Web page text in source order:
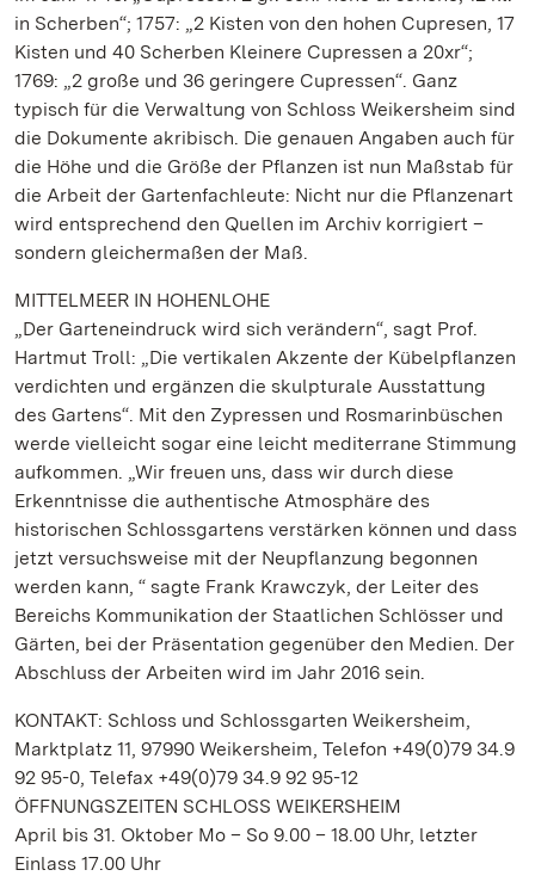
in Scherben“; 1757: „2 Kisten von den hohen Cupresen, 17
Kisten und 40 Scherben Kleinere Cupressen a 20xr“;
1769: „2 große und 36 geringere Cupressen“. Ganz
typisch für die Verwaltung von Schloss Weikersheim sind
die Dokumente akribisch. Die genauen Angaben auch für
die Höhe und die Größe der Pflanzen ist nun Maßstab für
die Arbeit der Gartenfachleute: Nicht nur die Pflanzenart
wird entsprechend den Quellen im Archiv korrigiert –
sondern gleichermaßen der Maß.
MITTELMEER IN HOHENLOHE
„Der Garteneindruck wird sich verändern“, sagt Prof.
Hartmut Troll: „Die vertikalen Akzente der Kübelpflanzen
verdichten und ergänzen die skulpturale Ausstattung
des Gartens“. Mit den Zypressen und Rosmarinbüschen
werde vielleicht sogar eine leicht mediterrane Stimmung
aufkommen. „Wir freuen uns, dass wir durch diese
Erkenntnisse die authentische Atmosphäre des
historischen Schlossgartens verstärken können und dass
jetzt versuchsweise mit der Neupflanzung begonnen
werden kann, “ sagte Frank Krawczyk, der Leiter des
Bereichs Kommunikation der Staatlichen Schlösser und
Gärten, bei der Präsentation gegenüber den Medien. Der
Abschluss der Arbeiten wird im Jahr 2016 sein.
KONTAKT: Schloss und Schlossgarten Weikersheim,
Marktplatz 11, 97990 Weikersheim, Telefon +49(0)79 34.9
92 95-0, Telefax +49(0)79 34.9 92 95-12
ÖFFNUNGSZEITEN SCHLOSS WEIKERSHEIM
April bis 31. Oktober Mo – So 9.00 – 18.00 Uhr, letzter
Einlass 17.00 Uhr